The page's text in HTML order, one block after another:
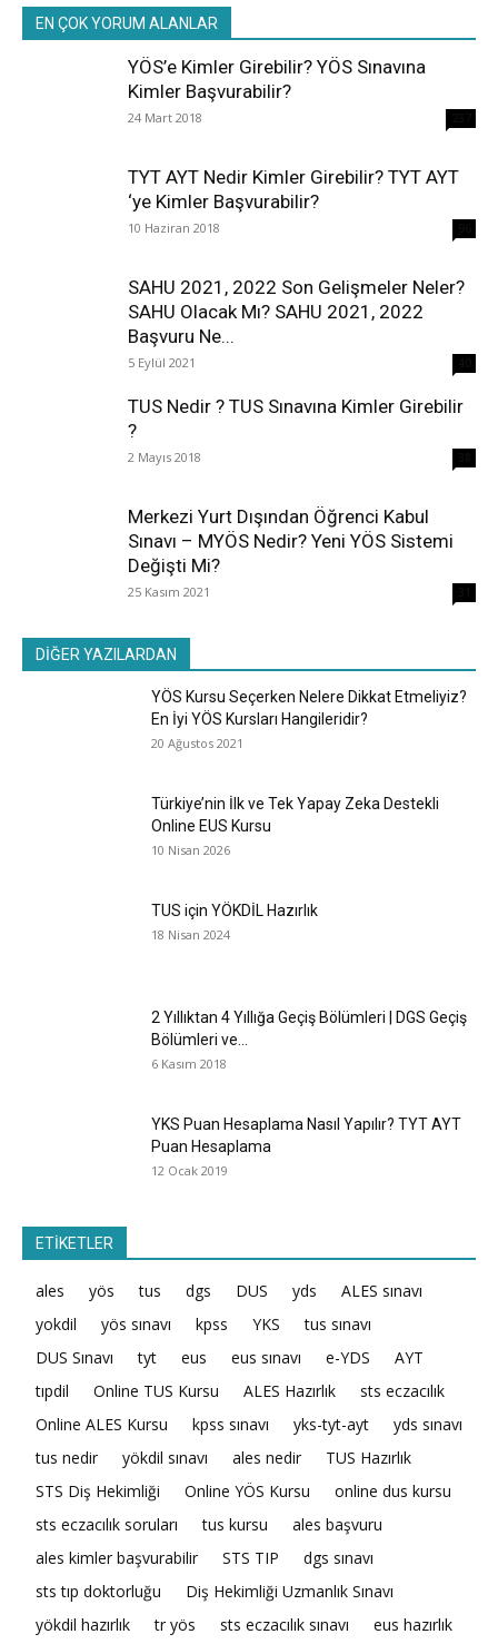
EN ÇOK YORUM ALANLAR
YÖS’e Kimler Girebilir? YÖS Sınavına
Kimler Başvurabilir?
24 Mart 2018
TYT AYT Nedir Kimler Girebilir? TYT AYT
‘ye Kimler Başvurabilir?
10 Haziran 2018
SAHU 2021, 2022 Son Gelişmeler Neler?
SAHU Olacak Mı? SAHU 2021, 2022
Başvuru Ne...
5 Eylül 2021
TUS Nedir ? TUS Sınavına Kimler Girebilir
?
2 Mayıs 2018
Merkezi Yurt Dışından Öğrenci Kabul
Sınavı – MYÖS Nedir? Yeni YÖS Sistemi
Değişti Mi?
25 Kasım 2021
DİĞER YAZILARDAN
YÖS Kursu Seçerken Nelere Dikkat Etmeliyiz?
En İyi YÖS Kursları Hangileridir?
20 Ağustos 2021
Türkiye’nin İlk ve Tek Yapay Zeka Destekli
Online EUS Kursu
10 Nisan 2026
TUS için YÖKDİL Hazırlık
18 Nisan 2024
2 Yıllıktan 4 Yıllığa Geçiş Bölümleri | DGS Geçiş
Bölümleri ve...
6 Kasım 2018
YKS Puan Hesaplama Nasıl Yapılır? TYT AYT
Puan Hesaplama
12 Ocak 2019
ETİKETLER
ales yös tus dgs DUS yds
ALES sınavı
yokdil
yös sınavı kpss YKS
tus sınavı
DUS Sınavı
tyt eus eus sınavı e-YDS
AYT
tıpdil
Online TUS Kursu ALES Hazırlık
sts eczacılık
Online ALES Kursu
kpss sınavı yks-tyt-ayt
yds sınavı
tus nedir
yökdil sınavı ales nedir
TUS Hazırlık
STS Diş Hekimliği
Online YÖS Kursu
online dus kursu
sts eczacılık soruları
tus kursu
ales başvuru
ales kimler başvurabilir
STS TIP
dgs sınavı
sts tıp doktorluğu
Diş Hekimliği Uzmanlık Sınavı
yökdil hazırlık
tr yös sts eczacılık sınavı
eus hazırlık